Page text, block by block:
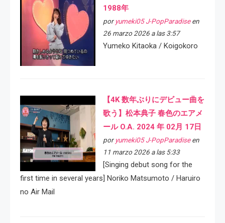
1988年
por yumeki05 J-PopParadiseen
26 marzo 2026 a las 3:57
Yumeko Kitaoka / Koigokoro
【4K 数年ぶりにデビュー曲を
歌う】松本典子 春色のエアメ
ール O.A. 2024 年 02月 17日
por yumeki05 J-PopParadiseen
11 marzo 2026 a las 5:33
[Singing debut song for the
first time in several years] Noriko Matsumoto / Haruiro
no Air Mail